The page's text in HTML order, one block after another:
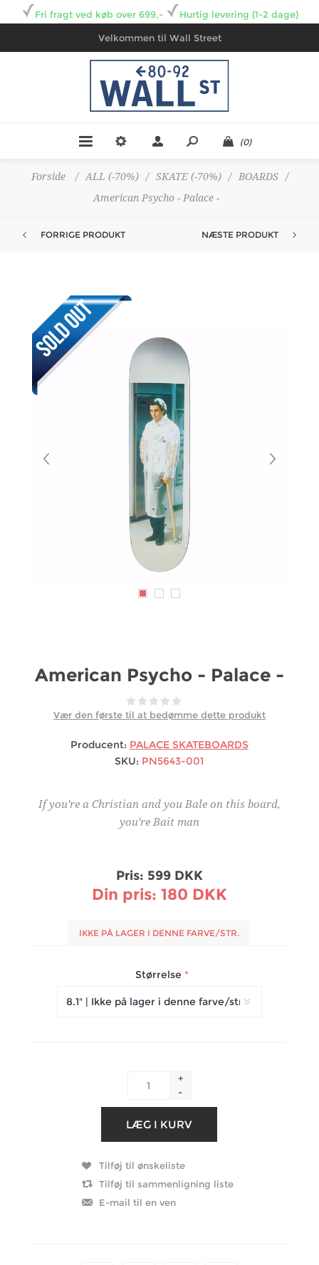
Fri fragt ved køb over 699,- Hurtig levering (1-2 dage)
Velkommen til Wall Street
(0)
Forside / ALL (-70%) / SKATE (-70%) / BOARDS
/
American Psycho - Palace -
FORRIGE PRODUKT NÆSTE PRODUKT
American Psycho - Palace -
Vær den første til at bedømme dette produkt
Producent: PALACE SKATEBOARDS
SKU: PN5643-001
If you're a Christian and you Bale on this board,
you're Bait man
Pris: 599 DKK
Din pris: 180 DKK
IKKE PÅ LAGER I DENNE FARVE/STR.
Størrelse *
+
-